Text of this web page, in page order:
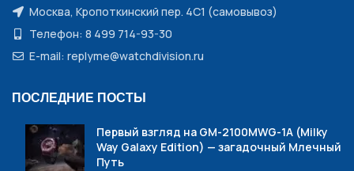
Москва, Кропоткинский пер. 4С1 (самовывоз)
Телефон: 8 499 714-93-30
E-mail: replyme@watchdivision.ru
ПОСЛЕДНИЕ ПОСТЫ
Первый взгляд на GM-2100MWG-1A (Milky
Way Galaxy Edition) — загадочный Млечный
Путь